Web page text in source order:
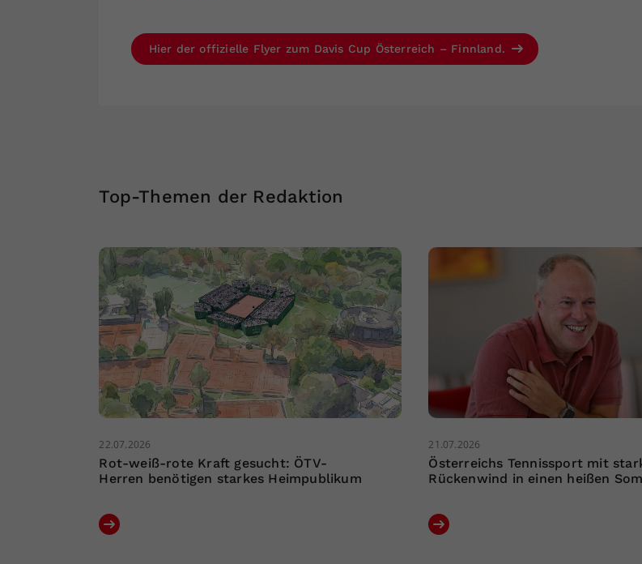
Hier der offizielle Flyer zum Davis Cup Österreich – Finnland.
Top-Themen der Redaktion
22.07.2026
Rot-weiß-rote Kraft gesucht: ÖTV-
Herren benötigen starkes Heimpublikum
21.07.2026
Österreichs Tennissport mit
Rückenwind in einen heißen